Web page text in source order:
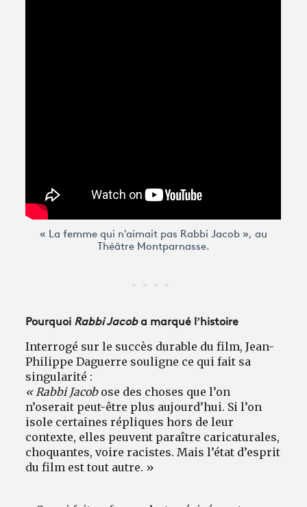
« La femme qui n'aimait pas Rabbi Jacob », au
Théâtre Montparnasse.
Pourquoi Rabbi Jacoba marqué l’histoire
Interrogé sur le succès durable du film, Jean-
Philippe Daguerre souligne ce qui fait sa
singularité :
« Rabbi Jacobose des choses que l’on
n’oserait peut-être plus aujourd’hui. Si l’on
isole certaines répliques hors de leur
contexte, elles peuvent paraître caricaturales,
choquantes, voire racistes. Mais l’état d’esprit
du film est tout autre. »